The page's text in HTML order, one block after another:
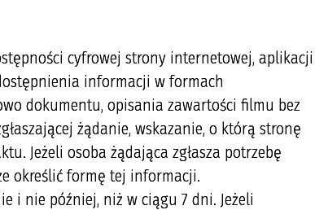
cyfrowej strony internetowej, aplikacji
informacji w formach
dokumentu, opisania zawartości filmu bez
żądanie, wskazanie, o którą stronę
Jeżeli osoba żądająca zgłasza potrzebę
określić formę tej informacji.
i nie później, niż w ciągu 7 dni. Jeżeli